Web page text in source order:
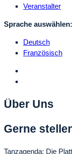
Veranstalter
Sprache auswählen:
Deutsch
Französisch
Über Uns
Gerne
Tanzagenda: Die